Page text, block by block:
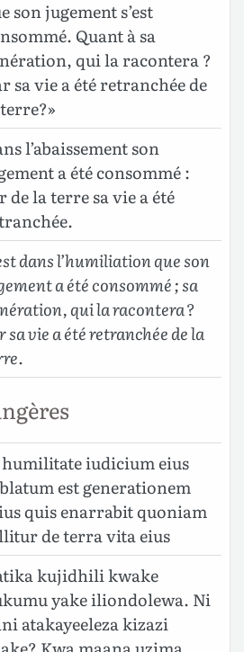
son jugement s’est
Quant à sa
qui la racontera ?
sa vie a été retranchée de
l’abaissement son
a été consommé :
de la terre sa vie a été
dans l’humiliation que son
a été consommé ; sa
qui la racontera ?
sa vie a été retranchée de la
iudicium eius
est generationem
quis enarrabit quoniam
de terra vita eius
kujidhili kwake
yake iliondolewa. Ni
atakayeeleza kizazi